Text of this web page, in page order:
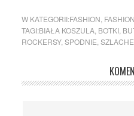
W KATEGORII:FASHION
TAGI:BIAŁA KOSZULA, BOTKI,
ROCKERSY, SPODNIE